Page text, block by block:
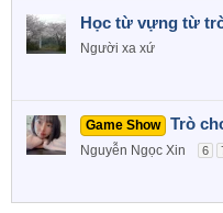
Học từ vựng từ
Người xa xứ
Game Show Trò
Nguyễn Ngọc Xin 6